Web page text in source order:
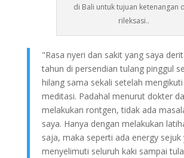
di Bali untuk tujuan ketenangan
rileksasi..
"Rasa nyeri dan sakit yang saya
tahun di persendian tulang pinggul
hilang sama sekali setelah
meditasi. Padahal menurut dokter
melakukan rontgen, tidak ada
saya. Hanya dengan melakukan
saja, maka seperti ada energy sejuk
menyelimuti seluruh kaki sampai